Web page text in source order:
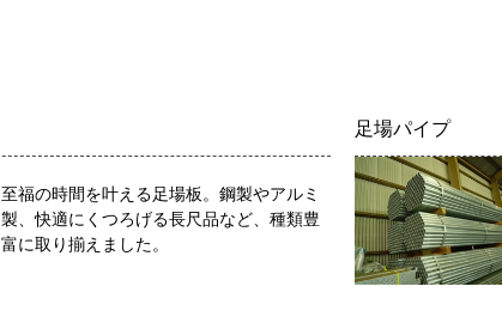
至福の時間を叶える足場板。鋼製やアルミ
製、快適にくつろげる長尺品など、種類豊
富に取り揃えました。
足場パイプ